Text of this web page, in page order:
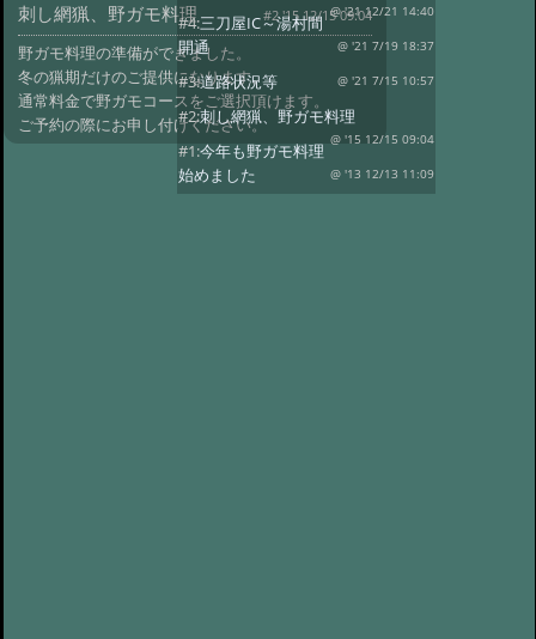
刺し網猟、野ガモ料理 #2 '15 12/15 09:04
野ガモ料理の準備ができました。
冬の猟期だけのご提供になります。
通常料金で野ガモコースをご選択頂けます。
ご予約の際にお申し付けください。
@ '21 12/21 14:40
#4:三刀屋IC～湯村間
開通
@ '21 7/19 18:37
#3:道路状況等 @ '21 7/15 10:57
#2:刺し網猟、野ガモ料理
@ '15 12/15 09:04
#1:今年も野ガモ料理
始めました
@ '13 12/13 11:09